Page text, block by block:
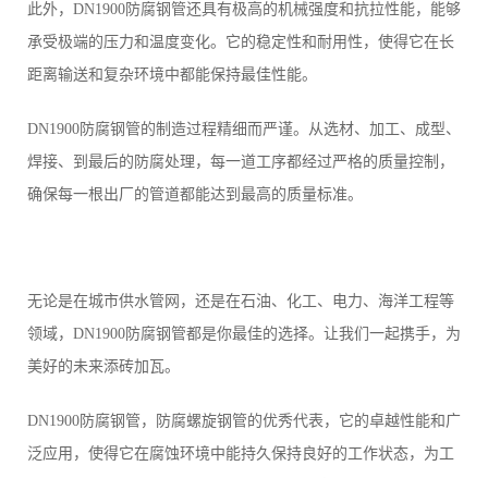
此外，DN1900防腐钢管还具有极高的机械强度和抗拉性能，能够
承受极端的压力和温度变化。它的稳定性和耐用性，使得它在长
距离输送和复杂环境中都能保持最佳性能。
DN1900防腐钢管的制造过程精细而严谨。从选材、加工、成型、
焊接、到最后的防腐处理，每一道工序都经过严格的质量控制，
确保每一根出厂的管道都能达到最高的质量标准。
无论是在城市供水管网，还是在石油、化工、电力、海洋工程等
领域，DN1900防腐钢管都是你最佳的选择。让我们一起携手，为
美好的未来添砖加瓦。
DN1900防腐钢管，防腐螺旋钢管的优秀代表，它的卓越性能和广
泛应用，使得它在腐蚀环境中能持久保持良好的工作状态，为工